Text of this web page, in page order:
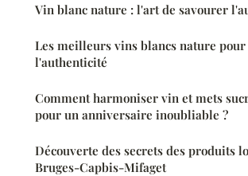
Vin blanc nature : l'art de savourer
Les meilleurs vins blancs nature
l'authenticité
Comment harmoniser vin et mets
pour un anniversaire inoubliable ?
Découverte des secrets des produits
Bruges-Capbis-Mifaget